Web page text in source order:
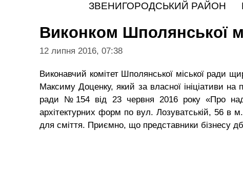
ЗВЕНИГОРОДСЬКИЙ РАЙОН
Виконком Шполянської
12 липня 2016, 07:38
Виконавчий комітет Шполянської міської ради
Максиму Доценку, який за власної ініціативи на
ради №154 від 23 червня 2016 року «Про
архітектурних форм по вул. Лозуватській, 56 в
для сміття. Приємно, що представники бізнесу